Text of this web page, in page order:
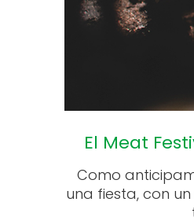
El Meat
Como
una fiesta, con